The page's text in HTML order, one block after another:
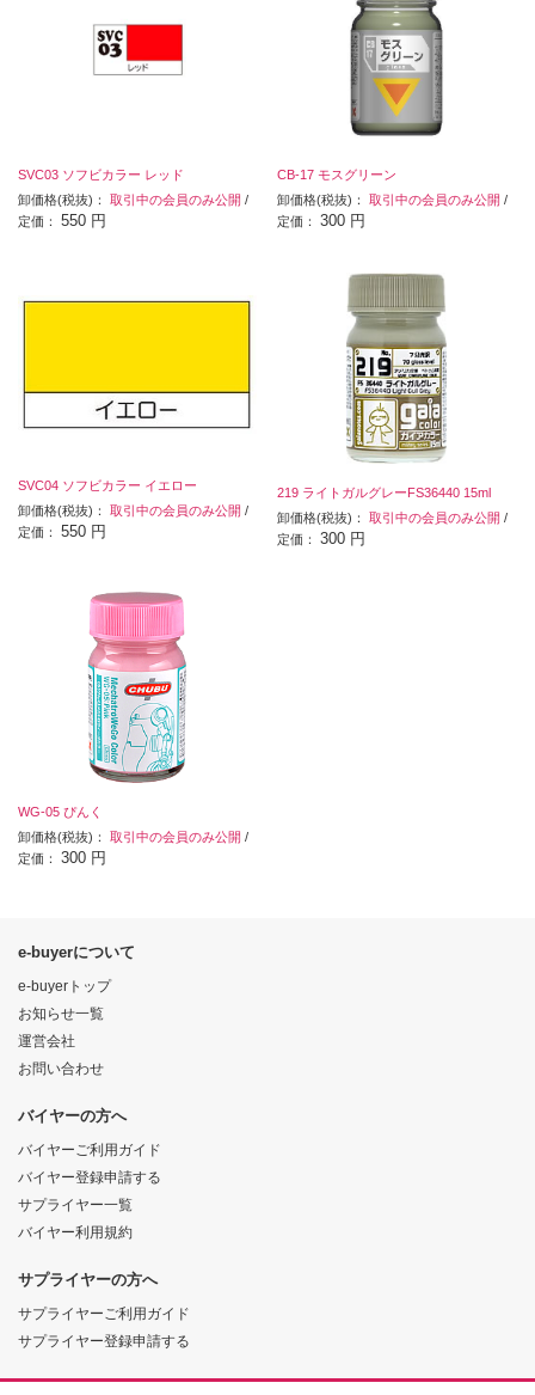
SVC03 ソフビカラー レッド
卸価格(税抜)： 取引中の会員のみ公開 /
定価： 550 円
CB-17 モスグリーン
卸価格(税抜)：取引中の会員のみ公開 /
定価：300 円
SVC04 ソフビカラー イエロー
卸価格(税抜)： 取引中の会員のみ公開 /
定価： 550 円
219 ライトガルグレーFS36440 15ml
卸価格(税抜)：取引中の会員のみ公開 /
定価：300 円
WG-05 ぴんく
卸価格(税抜)： 取引中の会員のみ公開 /
定価： 300 円
e-buyerについて
e-buyerトップ
お知らせ一覧
運営会社
お問い合わせ
バイヤーの方へ
バイヤーご利用ガイド
バイヤー登録申請する
サプライヤー一覧
バイヤー利用規約
サプライヤーの方へ
サプライヤーご利用ガイド
サプライヤー登録申請する